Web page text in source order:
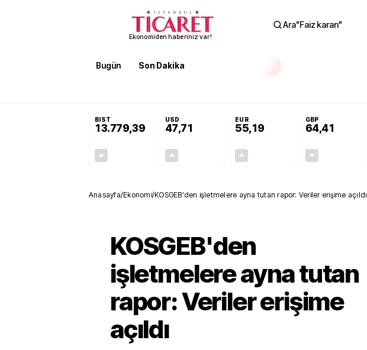
Ekonomiden haberiniz var!
Ara"Faiz kararı"
Bugün Son Dakika
BIST
13.779,39
USD
47,71
EUR
55,19
GBP
64,41
Anasayfa/Ekonomi/KOSGEB'den işletmelere ayna tutan rapor: Veriler erişime açıldı
KOSGEB'den
işletmelere ayna tutan
rapor: Veriler erişime
açıldı